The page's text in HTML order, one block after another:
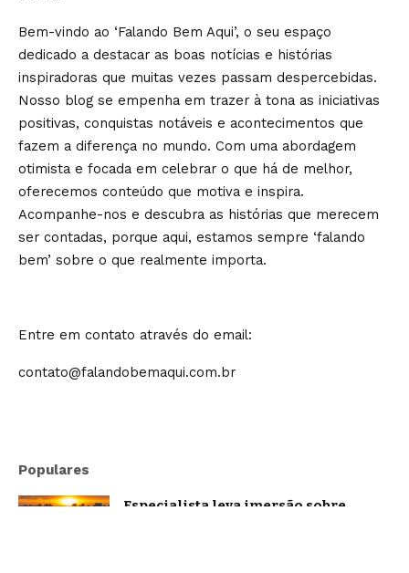
Bem-vindo ao ‘Falando Bem Aqui’, o seu espaço
dedicado a destacar as boas notícias e histórias
inspiradoras que muitas vezes passam despercebidas.
Nosso blog se empenha em trazer à tona as iniciativas
positivas, conquistas notáveis e acontecimentos que
fazem a diferença no mundo. Com uma abordagem
otimista e focada em celebrar o que há de melhor,
oferecemos conteúdo que motiva e inspira.
Acompanhe-nos e descubra as histórias que merecem
ser contadas, porque aqui, estamos sempre ‘falando
bem’ sobre o que realmente importa.
Entre em contato através do email:
contato@falandobemaqui.com.br
Populares
Especialista leva imersão sobre